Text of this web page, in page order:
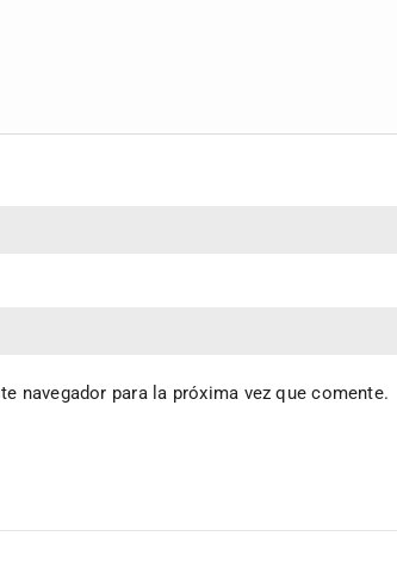
navegador para la próxima vez que comente.